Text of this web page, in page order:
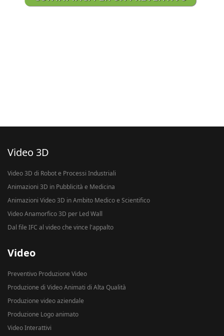
Video 3D
Video 3D di Robot e Processi Industriali
Animazioni 3D in Pubblicità e Medicina
Animazioni Video 3D in Ambito Medico e Scientifico
Video Anamorfico 3D per Led Wall
Dal file IFC al video che vince l'appalto
Video
Preventivo Produzione Video
Produzione di Video Animati di Alta Qualità
Produzione video aziendale
Produzione Logo animato
Video Interattivi